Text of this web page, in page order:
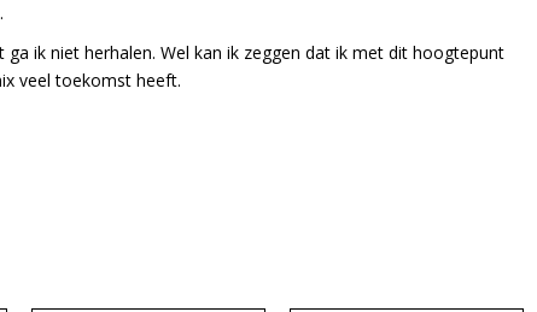
ik niet herhalen. Wel kan ik zeggen dat ik met dit hoogtepunt
veel toekomst heeft.